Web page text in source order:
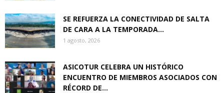
SE REFUERZA LA CONECTIVIDAD DE SALTA
DE CARA A LA TEMPORADA...
1 agosto, 2026
ASICOTUR CELEBRA UN HISTÓRICO
ENCUENTRO DE MIEMBROS ASOCIADOS CON
RÉCORD DE...